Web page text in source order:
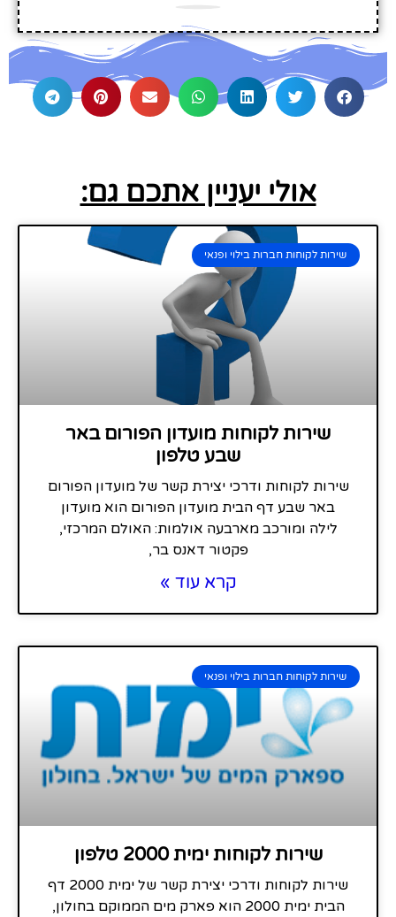
אולי יעניין אתכם גם:
שירות לקוחות חברות בילוי ופנאי
שירות לקוחות מועדון הפורום באר
שבע טלפון
שירות לקוחות ודרכי יצירת קשר של מועדון הפורום
באר שבע דף הבית מועדון הפורום הוא מועדון
לילה ומורכב מארבעה אולמות: האולם המרכזי,
פקטור דאנס בר,
קרא עוד »
שירות לקוחות חברות בילוי ופנאי
שירות לקוחות ימית 2000 טלפון
שירות לקוחות ודרכי יצירת קשר של ימית 2000 דף
הבית ימית 2000 הוא פארק מים הממוקם בחולון,